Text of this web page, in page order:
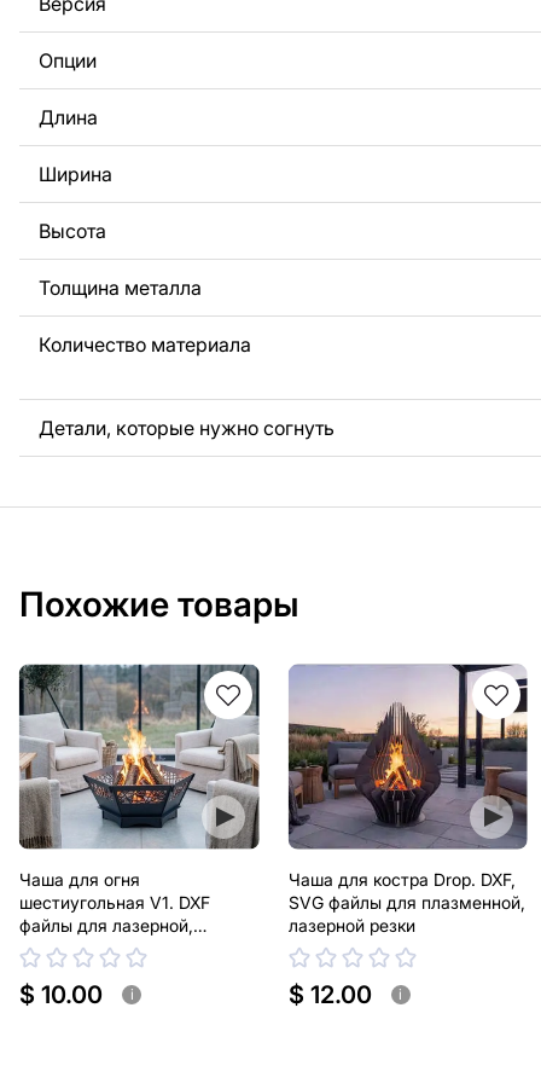
За дополнительную плату мы можем добавить любой
логотип вашей компании или внести другие изменения
Если вам нужно, чтобы мы выполнили
металла для вас, пожалуйста, свяжитесь с нами.
Если у вас остались вопросы или вам нужна помощь,
любое время, мы всегда готовы помочь.
Опции
Длина
Ширина
Высота
Толщина металла
Количество материала
Детали, которые нужно согнуть
Похожие товары
Чаша для огня
шестиугольная V1. DXF
файлы для лазерной,
плазменной резки
$ 10.00 i
Чаша для костра Drop. DXF,
SVG файлы для плазменной,
лазерной резки
$ 12.00 i